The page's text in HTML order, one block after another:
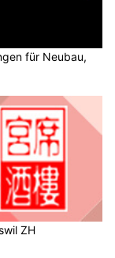
für Neubau,
ZH